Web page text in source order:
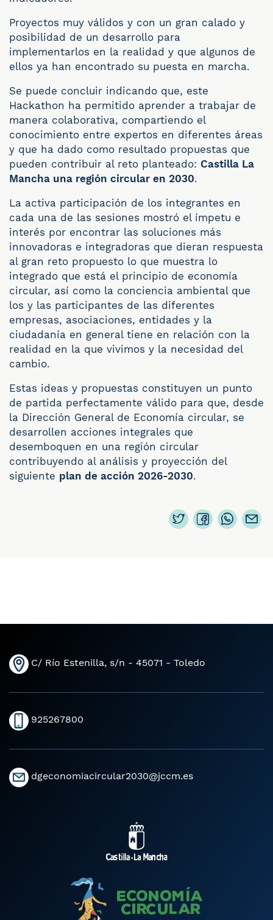
Proyectos muy válidos y con un gran calado y
posibilidad de un desarrollo para
implementarlos en la realidad y que algunos de
ellos ya han encontrado su puesta en marcha.
Se puede concluir indicando que, este
Hackathon ha permitido aprender a trabajar de
manera colaborativa, compartiendo el
conocimiento entre expertos en diferentes áreas
y que ha dado como resultado propuestas que
pueden contribuir al reto planteado: Castilla La
Mancha una región circular en 2030.
La activa participación de los integrantes en
cada una de las sesiones mostró el ímpetu e
interés por encontrar las soluciones más
innovadoras e integradoras que dieran respuesta
al gran reto propuesto lo que muestra lo
integrado que está el principio de economía
circular, así como la conciencia ambiental que
los y las participantes de las diferentes
empresas, asociaciones, entidades y la
ciudadanía en general tiene en relación con la
realidad en la que vivimos y la necesidad del
cambio.
Estas ideas y propuestas constituyen un punto
de partida perfectamente válido para que, desde
la Dirección General de Economía circular, se
desarrollen acciones integrales que
desemboquen en una región circular
contribuyendo al análisis y proyección del
siguiente plan de acción 2026-2030.
C/ Río Estenilla, s/n - 45071 - Toledo
925267800
dgeconomiacircular2030@jccm.es